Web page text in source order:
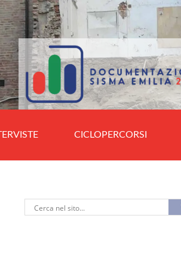
CICLOPERCORSI